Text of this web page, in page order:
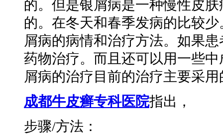
的。但是银屑病是一种慢性皮
的。在冬天和春季发病的比较
屑病的病情和治疗方法。如果
药物治疗。而且还可以用一些
屑病的治疗目前的治疗主要采
成都牛皮癣专科医院指出，
步骤/方法：